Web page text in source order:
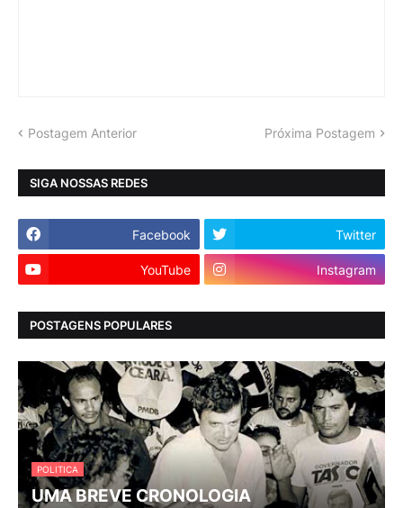
Postagem Anterior Próxima Postagem
SIGA NOSSAS REDES
Facebook Twitter
YouTube Instagram
POSTAGENS POPULARES
POLITICA
UMA BREVE CRONOLOGIA